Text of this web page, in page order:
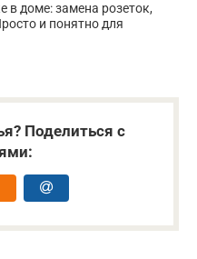
в доме: замена розеток,
и понятно для
Поделиться с